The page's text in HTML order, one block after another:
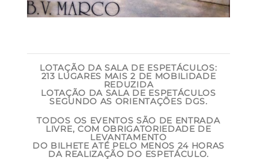
LOTAÇÃO DA SALA DE ESPETÁCULOS:
213 LUGARES MAIS 2 DE MOBILIDADE
REDUZIDA
LOTAÇÃO DA SALA DE ESPETÁCULOS
SEGUNDO AS ORIENTAÇÕES DGS.
TODOS OS EVENTOS SÃO DE ENTRADA
LIVRE, COM OBRIGATORIEDADE DE
LEVANTAMENTO
DO BILHETE ATÉ PELO MENOS 24 HORAS
DA REALIZAÇÃO DO ESPETÁCULO.